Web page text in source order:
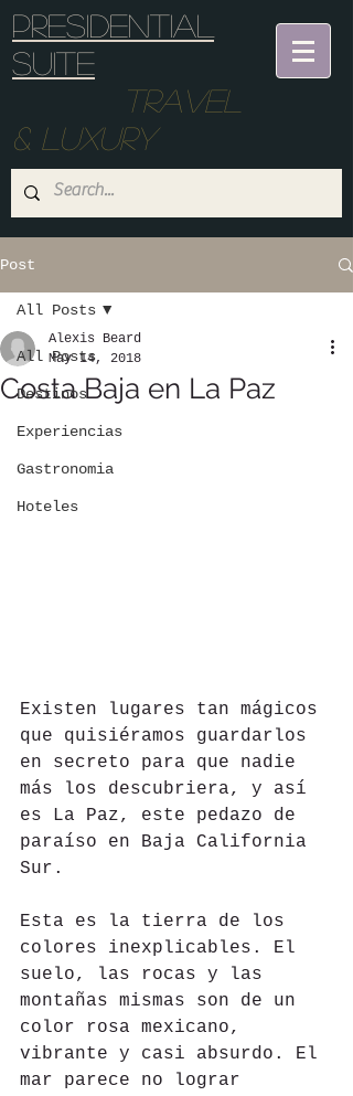
Presidential
suite
Travel
& Luxury
Post
All Posts
Destinos
Experiencias
Gastronomia
Hoteles
All Posts
Costa Baja en La Paz
Alexis Beard
May 14, 2018
Existen lugares tan mágicos
que quisiéramos guardarlos
en secreto para que nadie
más los descubriera, y así
es La Paz, este pedazo de
paraíso en Baja California
Sur.
Esta es la tierra de los
colores inexplicables. El
suelo, las rocas y las
montañas mismas son de un
color rosa mexicano,
vibrante y casi absurdo. El
mar parece no lograr